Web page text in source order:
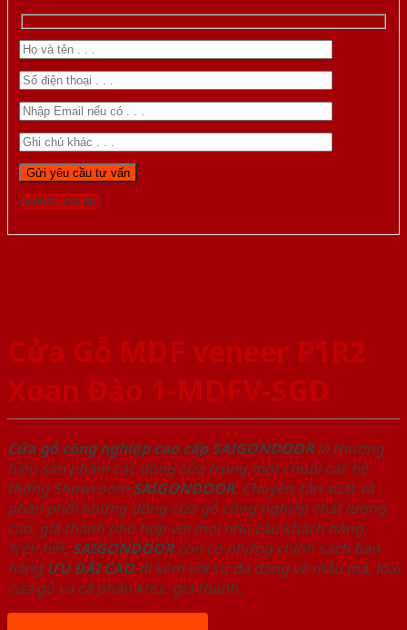
Gọi 0976.169.864
Cửa Gỗ MDF veneer P1R2
Xoan Đào 1-MDFV-SGD
Cửa gỗ công nghiệp cao cấp SAIGONDOORlà thương
hiệu sản phẩm các dòng cửa trong một chuỗi các hệ
thống Showroom SAIGONDOOR. Chuyên sản xuất và
phân phối những dòng cửa gỗ công nghiệp chất lượng
cao, giá thành phù hợp với mọi nhu cầu khách hàng.
Trên hết, SAIGONDOORcòn có những chính sách bán
hàng ƯU ĐÃI CAOđi kèm với sự đa dạng về mẫu mã, loại
cửa gỗ và cả phân khúc giá thành.